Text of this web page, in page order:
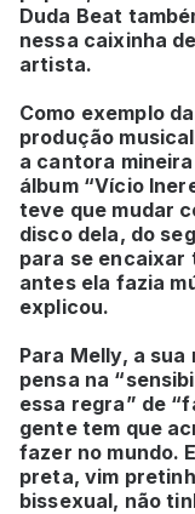
Duda Beat
nessa caixinha
artista.
Como exemplo
produção
a cantora
álbum “Vício
teve que mudar
disco dela, do
para se encaixar
antes ela fazia
explicou.
Para Melly, a
pensa na
essa regra” de
gente tem que
fazer no mundo.
preta, vim
bissexual, não